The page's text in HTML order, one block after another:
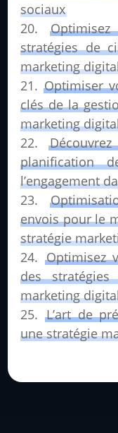
sociaux
stratégies de
marketing
Optimiser
clés de la
marketing
planification
l’engagement
envois pour le
stratégie
Optimisez
des
marketing
L’art de
une stratégie